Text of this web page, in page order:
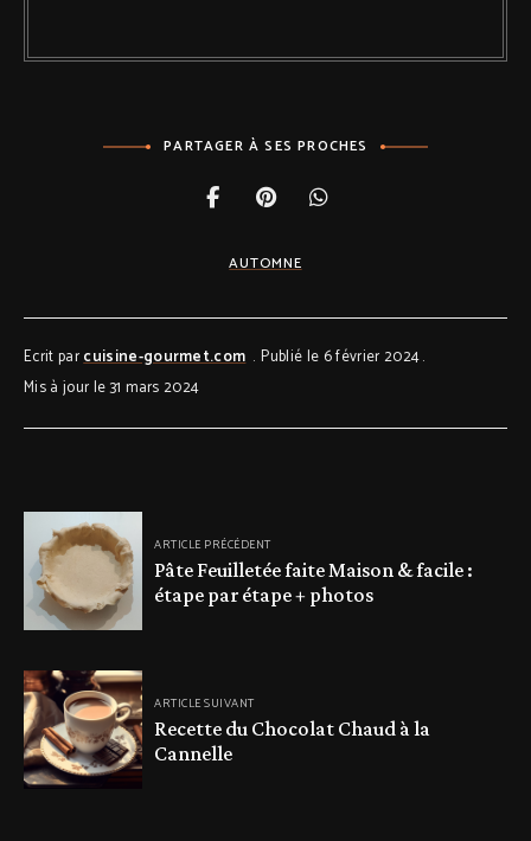
PARTAGER À SES PROCHES
AUTOMNE
Ecrit parcuisine-gourmet.com
Publié le 6 février 2024
Mis à jour le 31 mars 2024
ARTICLE PRÉCÉDENT
Pâte Feuilletée faite Maison & facile :
étape par étape + photos
ARTICLE SUIVANT
Recette du Chocolat Chaud à la
Cannelle